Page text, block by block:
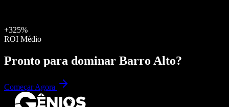
+325%
ROI Médio
Pronto para dominar Barro Alto?
Começar Agora